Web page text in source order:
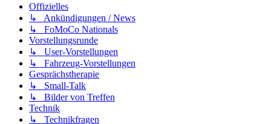
Offizielles
↳ Ankündigungen / News
↳ FoMoCo Nationals
Vorstellungsrunde
↳ User-Vorstellungen
↳ Fahrzeug-Vorstellungen
Gesprächstherapie
↳ Small-Talk
↳ Bilder von Treffen
Technik
↳ Technikfragen